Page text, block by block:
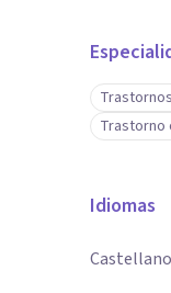
Trastorno
Idiomas